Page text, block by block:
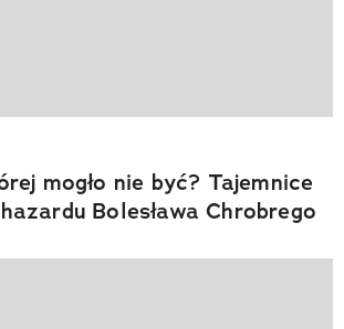
mogło nie być? Tajemnice
Bolesława Chrobrego